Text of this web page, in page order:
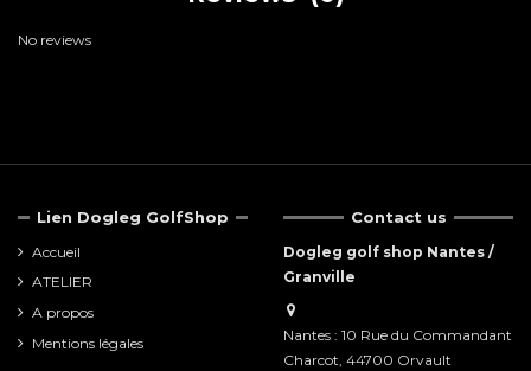
No reviews
Lien Dogleg GolfShop
Accueil
ATELIER
A propos
Mentions légales
Contact us
Dogleg golf shop Nantes /
Granville
Nantes : 10 Rue du Commandant
Charcot, 44700 Orvault